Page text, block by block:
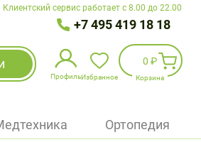
Клиентский сервис работает с 8.00 до 22.00
+7 495 419 18 18
ПрофильИзбранное
0 ₽
Корзина
Ортопедия